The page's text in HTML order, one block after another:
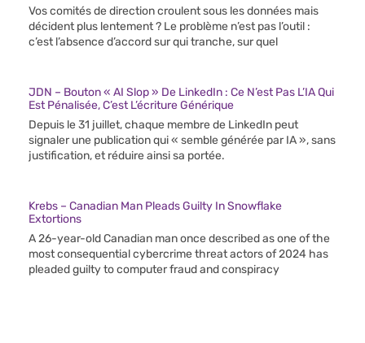
Vos comités de direction croulent sous les données mais
décident plus lentement ? Le problème n’est pas l’outil :
c’est l’absence d’accord sur qui tranche, sur quel
JDN – Bouton « AI Slop » De LinkedIn : Ce N’est Pas L’IA Qui
Est Pénalisée, C’est L’écriture Générique
Depuis le 31 juillet, chaque membre de LinkedIn peut
signaler une publication qui « semble générée par IA », sans
justification, et réduire ainsi sa portée.
Krebs – Canadian Man Pleads Guilty In Snowflake
Extortions
A 26-year-old Canadian man once described as one of the
most consequential cybercrime threat actors of 2024 has
pleaded guilty to computer fraud and conspiracy